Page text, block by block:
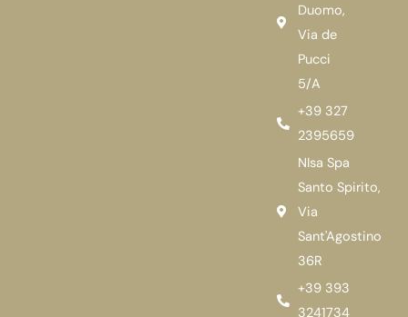
Duomo,
Via de
Pucci
5/A
+39 327
2395659
NIsa Spa
Santo Spirito,
Via
Sant'Agostino
36R
+39 393
3241734
u
b
e